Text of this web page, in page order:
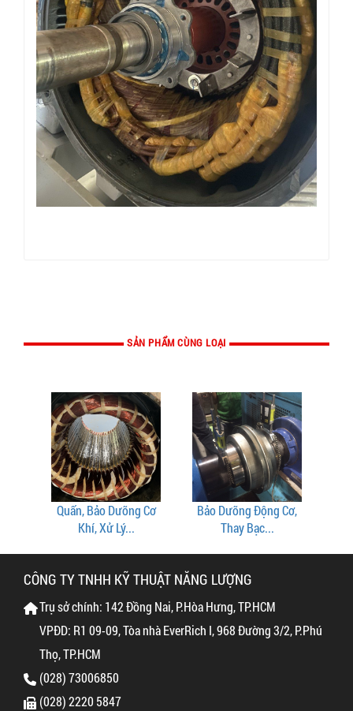
SẢN PHẨM CÙNG LOẠI
Quấn, Bảo Dưỡng Cơ
Khí, Xử Lý...
Bảo Dưỡng Động Cơ,
Thay Bạc...
CÔNG TY TNHH KỸ THUẬT NĂNG LƯỢNG
Trụ sở chính: 142 Đồng Nai, P.Hòa Hưng, TP.HCM
VPĐD: R1 09-09, Tòa nhà EverRich I, 968 Đường 3/2, P.Phú
Thọ, TP.HCM
(028) 73006850
(028) 2220 5847